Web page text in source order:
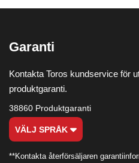
Garanti
Kontakta Toros kundservice för
produktgaranti.
38860 Produktgaranti
VÄLJ SPRÅK
**Kontakta återförsäljaren